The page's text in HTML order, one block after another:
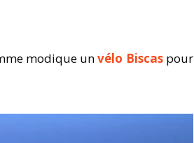
modique unvélo Biscaspour